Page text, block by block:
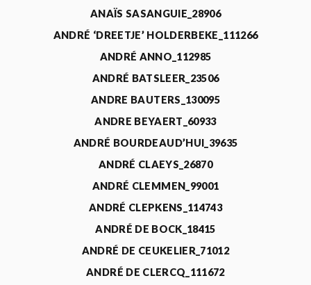
ANAÏS SASANGUIE_28906
ANDRÉ ‘DREETJE’ HOLDERBEKE_111266
ANDRÉ ANNO_112985
ANDRÉ BATSLEER_23506
ANDRE BAUTERS_130095
ANDRE BEYAERT_60933
ANDRÉ BOURDEAUD’HUI_39635
ANDRÉ CLAEYS_26870
ANDRÉ CLEMMEN_99001
ANDRÉ CLEPKENS_114743
ANDRÉ DE BOCK_18415
ANDRÉ DE CEUKELIER_71012
ANDRÉ DE CLERCQ_111672